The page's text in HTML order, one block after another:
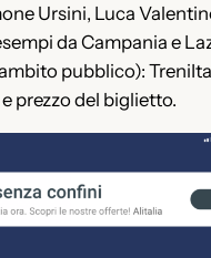
Ursini, Luca
da Campania e
pubblico):
prezzo del biglietto.